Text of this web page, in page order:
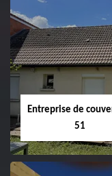
Entreprise de
51